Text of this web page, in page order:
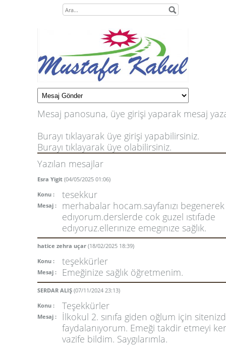
Mesaj panosuna, üye girişi yaparak mesaj
Burayı tıklayarak üye girişi yapabilirsiniz.
Burayı tıklayarak üye olabilirsiniz.
Yazılan mesajlar
Esra Yigit (04/05/2025 01:06)
Konu :
tesekkur
Mesaj :
merhabalar hocam.sayfanızı begenerek
edıyorum.derslerde cok guzel ıstıfade
edıyoruz.ellerınıze emegınıze sağlık.
hatice zehra uçar (18/02/2025 18:39)
Konu :
teşekkürler
Mesaj : Emeğinize sağlık öğretmenim.
SERDAR ALIŞ (07/11/2024 23:13)
Konu :
Teşekkürler
Mesaj :
İlkokul 2. sınıfa giden oğlum için
faydalanıyorum. Emeği takdir etmeyi
vazife bildim. Saygılarımla.